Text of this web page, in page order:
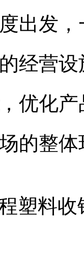
出发
经营
优化
的整
塑料收